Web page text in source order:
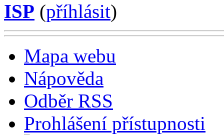
ISP (příhlásit)
Mapa webu
Nápověda
Odběr RSS
Prohlášení přístupnosti